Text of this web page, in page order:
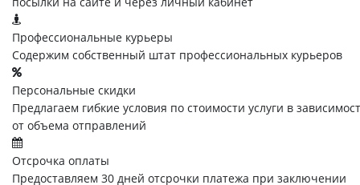
Профессиональные курьеры
Содержим собственный штат профессиональных курьеров
Персональные скидки
Предлагаем гибкие условия по стоимости услуги в
от объема отправлений
Отсрочка оплаты
Предоставляем 30 дней отсрочки платежа при заключении